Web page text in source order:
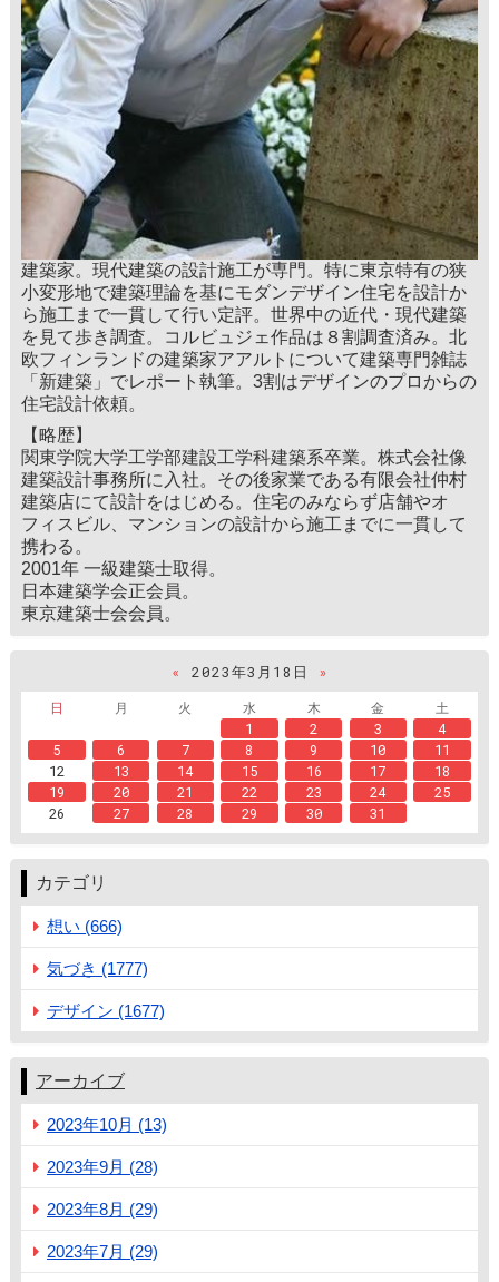
建築家。現代建築の設計施工が専門。特に東京特有の狭
小変形地で建築理論を基にモダンデザイン住宅を設計か
ら施工まで一貫して行い定評。世界中の近代・現代建築
を見て歩き調査。コルビュジェ作品は８割調査済み。北
欧フィンランドの建築家アアルトについて建築専門雑誌
「新建築」でレポート執筆。3割はデザインのプロからの
住宅設計依頼。
【略歴】
関東学院大学工学部建設工学科建築系卒業。株式会社像
建築設計事務所に入社。その後家業である有限会社仲村
建築店にて設計をはじめる。住宅のみならず店舗やオ
フィスビル、マンションの設計から施工までに一貫して
携わる。
2001年 一級建築士取得。
日本建築学会正会員。
東京建築士会会員。
« 2023年3月18日
»
日
月 火 水 木 金
土
1
2 3
4
5
6 7 8 9 10
11
12
13 14 15 16 17
18
19
20 21 22 23 24
25
26
27 28 29 30 31
カテゴリ
想い (666)
気づき (1777)
デザイン (1677)
アーカイブ
2023年10月 (13)
2023年9月 (28)
2023年8月 (29)
2023年7月 (29)